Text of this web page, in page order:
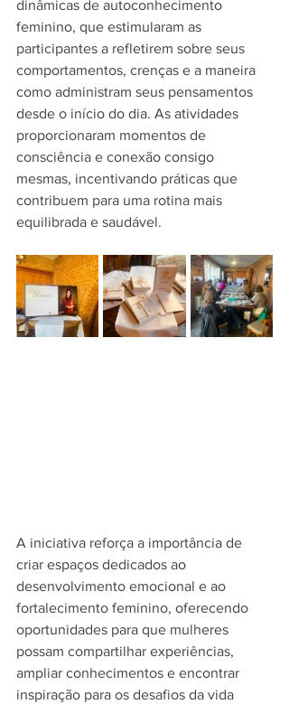
dinâmicas de autoconhecimento
feminino, que estimularam as
participantes a refletirem sobre seus
comportamentos, crenças e a maneira
como administram seus pensamentos
desde o início do dia. As atividades
proporcionaram momentos de
consciência e conexão consigo
mesmas, incentivando práticas que
contribuem para uma rotina mais
equilibrada e saudável.
A iniciativa reforça a importância de
criar espaços dedicados ao
desenvolvimento emocional e ao
fortalecimento feminino, oferecendo
oportunidades para que mulheres
possam compartilhar experiências,
ampliar conhecimentos e encontrar
inspiração para os desafios da vida